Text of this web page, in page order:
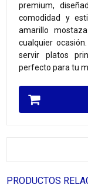
premium,
comodidad y
amarillo
cualquier
servir platos
perfecto para tu
PRODUCTOS